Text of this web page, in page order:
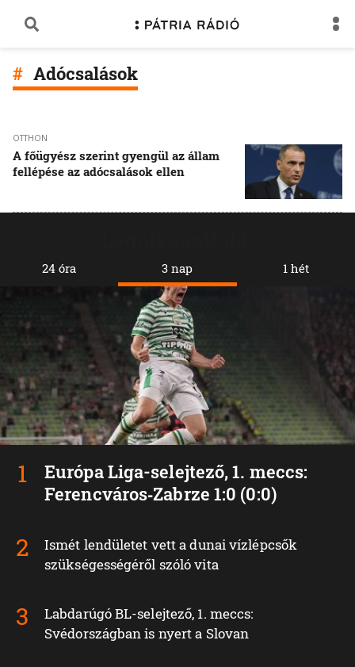
Adócsalások
OTTHON
A főügyész szerint gyengül az állam
fellépése az adócsalások ellen
24 óra 3 nap
Európa Liga-selejtező, 1. meccs:
Ferencváros‑Zabrze 1:0 (0:0)
Ismét lendületet vett a dunai vízlépcsők
szükségességéről szóló vita
Labdarúgó BL-selejtező, 1. meccs:
Svédországban is nyert a Slovan
1 hét